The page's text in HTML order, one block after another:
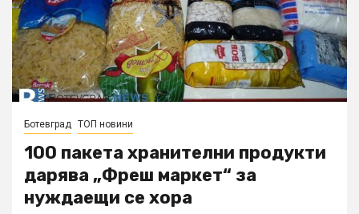
Ботевград ТОП новини
100 пакета хранителни продукти
дарява „Фреш маркет“ за
нуждаещи се хора